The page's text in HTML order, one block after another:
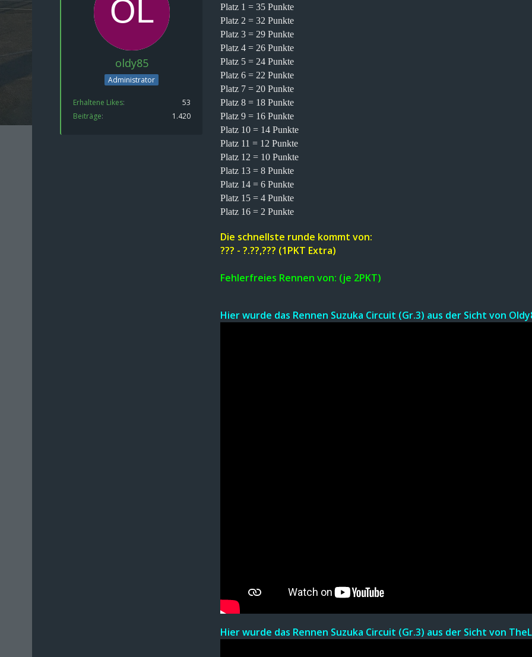
oldy85
Administrator
Erhaltene Likes
53
Beiträge
1.420
Platz 1 = 35 Punkte
Platz 2 = 32 Punkte
Platz 3 = 29 Punkte
Platz 4 = 26 Punkte
Platz 5 = 24 Punkte
Platz 6 = 22 Punkte
Platz 7 = 20 Punkte
Platz 8 = 18 Punkte
Platz 9 = 16 Punkte
Platz 10 = 14 Punkte
Platz 11 = 12 Punkte
Platz 12 = 10 Punkte
Platz 13 = 8 Punkte
Platz 14 = 6 Punkte
Platz 15 = 4 Punkte
Platz 16 = 2 Punkte
Die schnellste runde kommt von:
??? - ?.??,??? (1PKT Extra)
Fehlerfreies Rennen von: (je 2PKT)
Hier wurde das Rennen Suzuka Circuit (Gr.3) aus der Sicht von
Hier wurde das Rennen Suzuka Circuit (Gr.3) aus der Sicht von